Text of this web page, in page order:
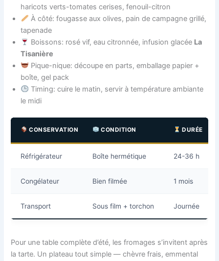
haricots verts-tomates cerises, fenouil-citron
À côté: fougasse aux olives, pain de campagne grillé,
tapenade
Boissons: rosé vif, eau citronnée, infusion glacée La
Tisanière
Pique-nique: découpe en parts, emballage papier +
boîte, gel pack
Timing: cuire le matin, servir à température ambiante
le midi
CONSERVATION CONDITION DURÉE
Réfrigérateur Boîte hermétique 24-36 h
Congélateur Bien filmée 1 mois
Transport Sous film + torchon Journée
Pour une table complète d’été, les fromages s’invitent après
la tarte. Un plateau tout simple — chèvre frais, emmental